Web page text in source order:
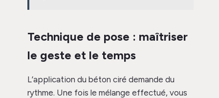
Technique de pose : maîtriser
le geste et le temps
L’application du béton ciré demande du
rythme. Une fois le mélange effectué, vous